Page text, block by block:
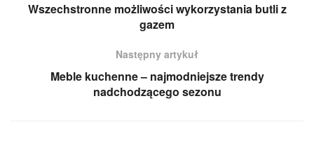
Wszechstronne możliwości wykorzystania butli z
gazem
Następny artykuł
Meble kuchenne – najmodniejsze trendy
nadchodzącego sezonu